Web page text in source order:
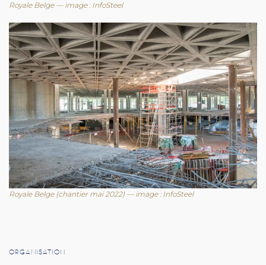
Royale Belge — image : InfoSteel
Royale Belge (chantier mai 2022) — image : InfoSteel
ORGANISATION